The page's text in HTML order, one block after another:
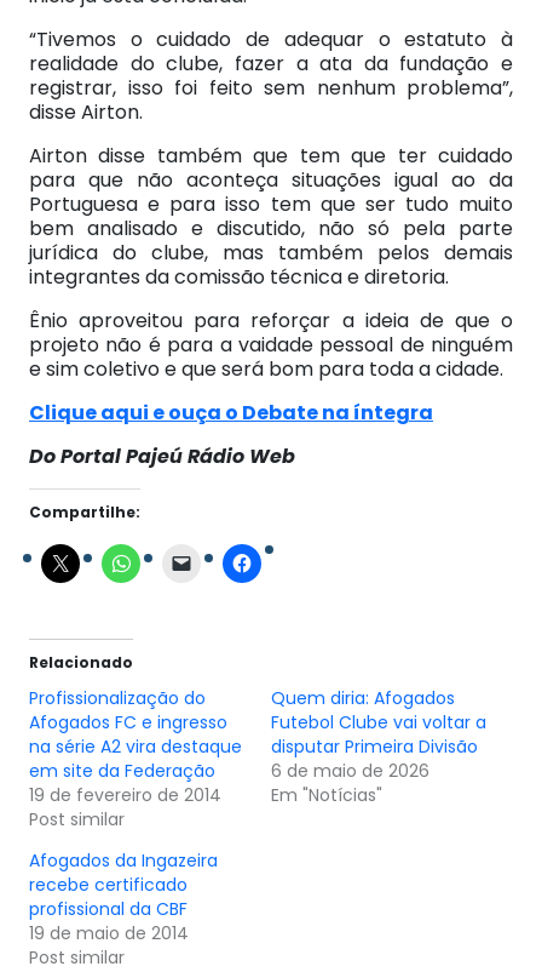
“Tivemos o cuidado de adequar o estatuto à
realidade do clube, fazer a ata da fundação e
registrar, isso foi feito sem nenhum problema”,
disse Airton.
Airton disse também que tem que ter cuidado
para que não aconteça situações igual ao da
Portuguesa e para isso tem que ser tudo muito
bem analisado e discutido, não só pela parte
jurídica do clube, mas também pelos demais
integrantes da comissão técnica e diretoria.
Ênio aproveitou para reforçar a ideia de que o
projeto não é para a vaidade pessoal de ninguém
e sim coletivo e que será bom para toda a cidade.
Clique aqui e ouça o Debate na íntegra
Do Portal Pajeú Rádio Web
Compartilhe:
Relacionado
Profissionalização do
Afogados FC e ingresso
na série A2 vira destaque
em site da Federação
19 de fevereiro de 2014
Post similar
Quem diria: Afogados
Futebol Clube vai voltar a
disputar Primeira Divisão
6 de maio de 2026
Em "Notícias"
Afogados da Ingazeira
recebe certificado
profissional da CBF
19 de maio de 2014
Post similar